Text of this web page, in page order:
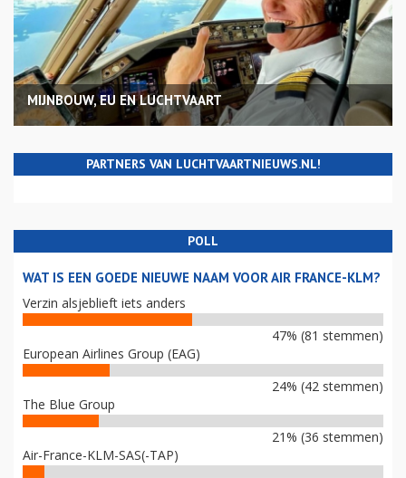
MIJNBOUW, EU EN LUCHTVAART
PARTNERS VAN LUCHTVAARTNIEUWS.NL!
POLL
WAT IS EEN GOEDE NIEUWE NAAM VOOR AIR FRANCE-KLM?
Verzin alsjeblieft iets anders
47% (81 stemmen)
European Airlines Group (EAG)
24% (42 stemmen)
The Blue Group
21% (36 stemmen)
Air-France-KLM-SAS(-TAP)